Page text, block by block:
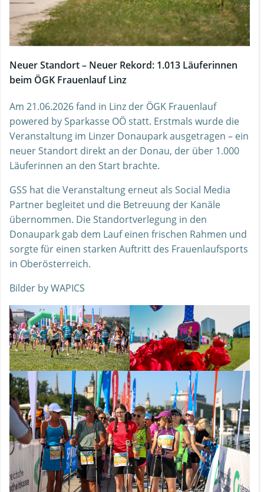
Neuer Standort – Neuer Rekord: 1.013 Läuferinnen
beim ÖGK Frauenlauf Linz
Am 21.06.2026 fand in Linz der ÖGK Frauenlauf
powered by Sparkasse OÖ statt. Erstmals wurde die
Veranstaltung im Linzer Donaupark ausgetragen – ein
neuer Standort direkt an der Donau, der über 1.000
Läuferinnen an den Start brachte.
GSS hat die Veranstaltung erneut als Social Media
Partner begleitet und die Betreuung der Kanäle
übernommen. Die Standortverlegung in den
Donaupark gab dem Lauf einen frischen Rahmen und
sorgte für einen starken Auftritt des Frauenlaufsports
in Oberösterreich.
Bilder by WAPICS